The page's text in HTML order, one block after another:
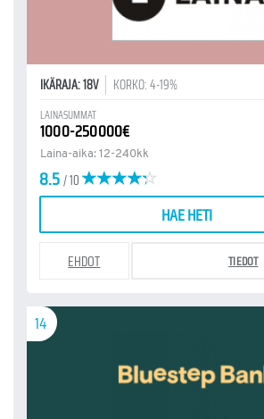
IKÄRAJA: 18V KORKO: 4-19%
LAINASUMMAT
1000-250000€
Laina-aika: 12-240kk
8.5/ 10
HAE HETI
EHDOT TIEDOT
14